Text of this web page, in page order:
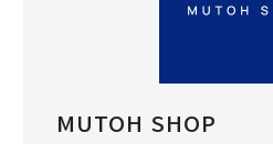
MUTOH SHOP